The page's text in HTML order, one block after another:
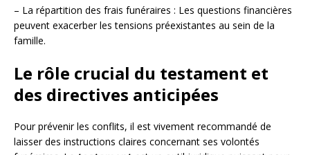
– La répartition des frais funéraires : Les questions financières
peuvent exacerber les tensions préexistantes au sein de la
famille.
Le rôle crucial du testament et
des directives anticipées
Pour prévenir les conflits, il est vivement recommandé de
laisser des instructions claires concernant ses volontés